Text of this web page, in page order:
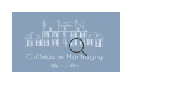
Passer
contenu